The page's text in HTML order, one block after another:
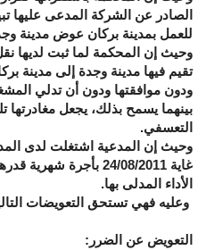
الصادر عن الشركة المدعى عليها
للعمل بمدينة بركان عوض مدينة
وحيث إن المحكمة لما ثبت لديها
تقيم فيها مدينة وجدة إلى مدينة
ودون موافقتها ودون أن تدلي
بينهما يسمح بذلك، يجعل مغادرتها
التعسفي.
الأداء المدلى بها.
وعليه فهي تستحق التعويضات
التعويض عن الضرر: